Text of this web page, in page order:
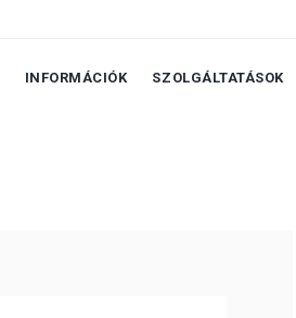
INFORMÁCIÓK SZOLGÁLTATÁSOK